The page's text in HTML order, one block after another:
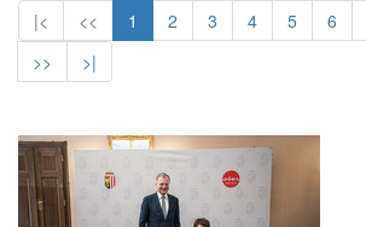
|< << 1 2 3 4 5 6
>>
>|